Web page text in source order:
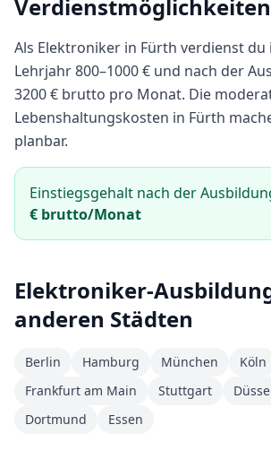
Als Elektroniker in Fürth verdienst du
Lehrjahr800–1000€ und nach der
3200€ brutto pro Monat. Die
Lebenshaltungskosten in Fürth
planbar.
Einstiegsgehalt nach der
€ brutto/Monat
Elektroniker-
anderen Städten
Berlin Hamburg München
Köln
Frankfurt am Main
Stuttgart
Dortmund
Essen